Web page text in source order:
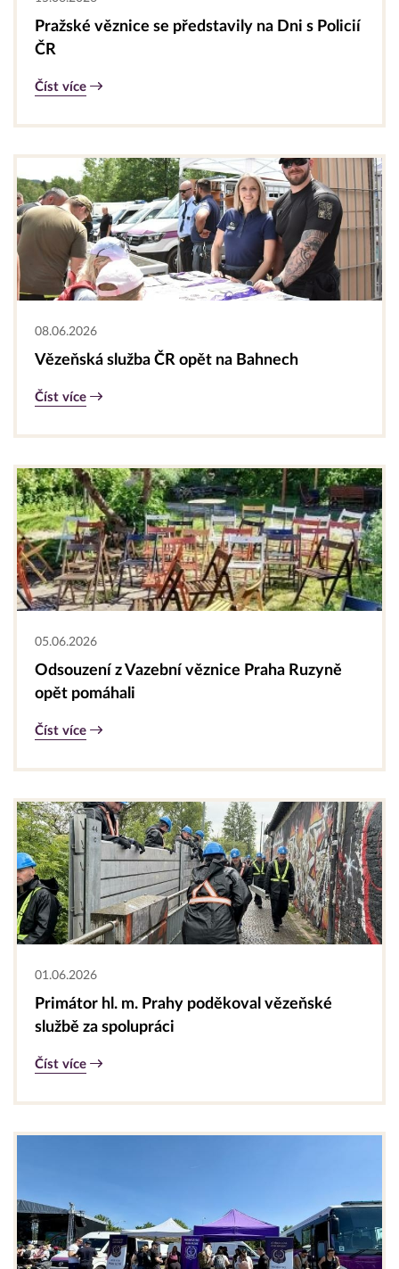
Pražské věznice se představily na Dni s Policií
ČR
Číst více
08.06.2026
Vězeňská služba ČR opět na Bahnech
Číst více
05.06.2026
Odsouzení z Vazební věznice Praha Ruzyně
opět pomáhali
Číst více
01.06.2026
Primátor hl. m. Prahy poděkoval vězeňské
službě za spolupráci
Číst více